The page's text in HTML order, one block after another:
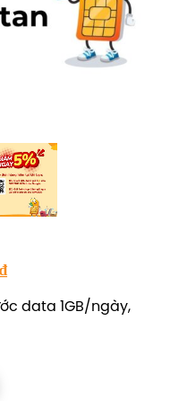
₫Khoảng
giá:
từdata 1GB/ngày,